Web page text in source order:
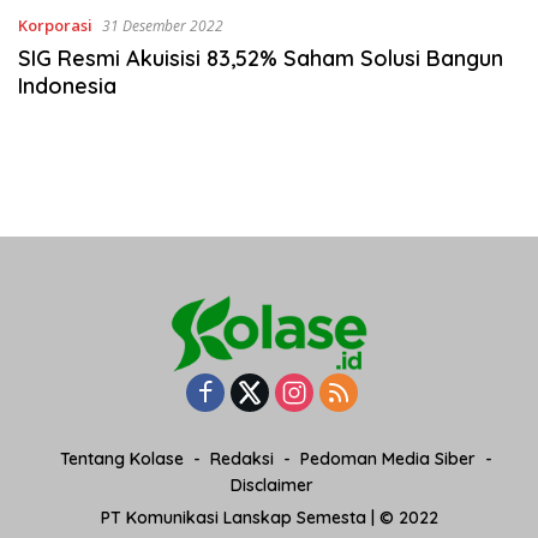
Korporasi 31 Desember 2022
SIG Resmi Akuisisi 83,52% Saham Solusi Bangun
Indonesia
Tentang Kolase Redaksi
Pedoman Media Siber
Disclaimer
PT Komunikasi Lanskap Semesta | © 2022